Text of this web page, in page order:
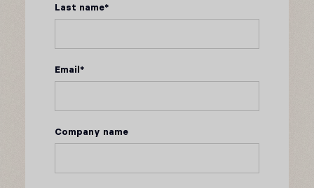
Last name*
Email *
Company name